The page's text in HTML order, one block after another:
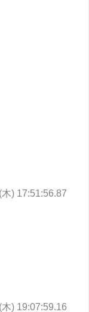
) 17:51:56.87
) 19:07:59.16